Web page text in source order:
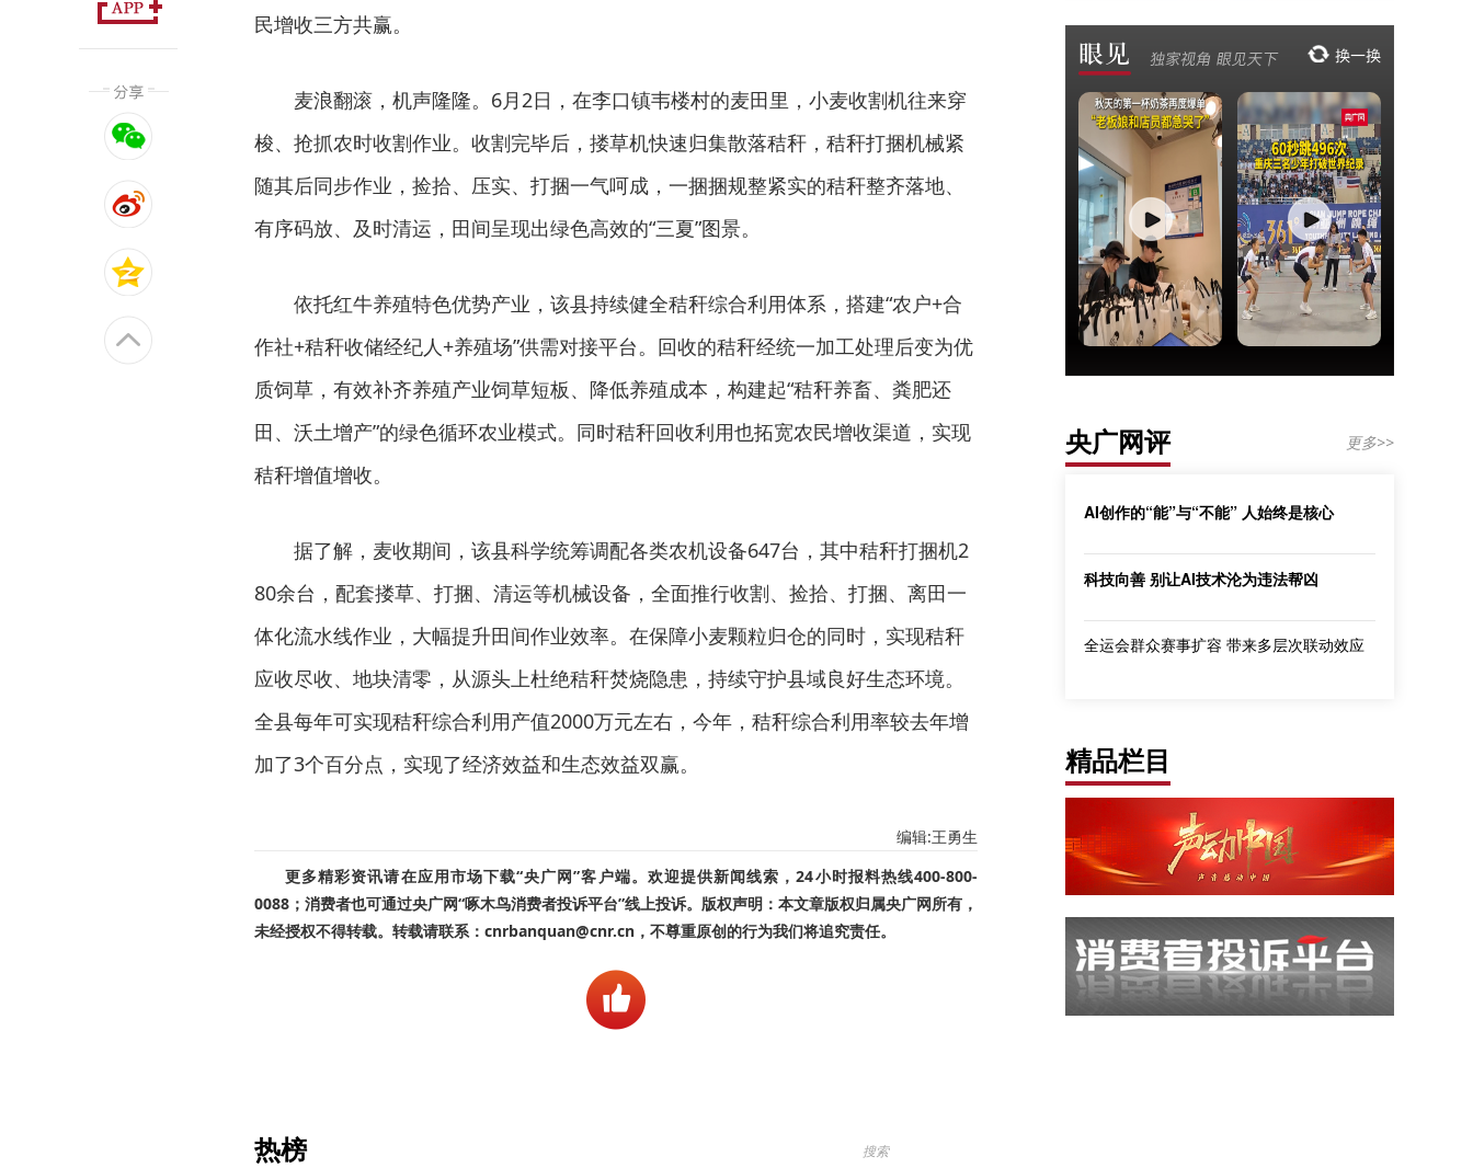
民增收三方共赢。
麦浪翻滚，机声隆隆。6月2日，在李口镇韦楼村的麦田里，小麦收割机往来穿
梭、抢抓农时收割作业。收割完毕后，搂草机快速归集散落秸秆，秸秆打捆机械紧
随其后同步作业，捡拾、压实、打捆一气呵成，一捆捆规整紧实的秸秆整齐落地、
有序码放、及时清运，田间呈现出绿色高效的“三夏”图景。
依托红牛养殖特色优势产业，该县持续健全秸秆综合利用体系，搭建“农户+合
作社+秸秆收储经纪人+养殖场”供需对接平台。回收的秸秆经统一加工处理后变为优
质饲草，有效补齐养殖产业饲草短板、降低养殖成本，构建起“秸秆养畜、粪肥还
田、沃土增产”的绿色循环农业模式。同时秸秆回收利用也拓宽农民增收渠道，实现
秸秆增值增收。
据了解，麦收期间，该县科学统筹调配各类农机设备647台，其中秸秆打捆机2
80余台，配套搂草、打捆、清运等机械设备，全面推行收割、捡拾、打捆、离田一
体化流水线作业，大幅提升田间作业效率。在保障小麦颗粒归仓的同时，实现秸秆
应收尽收、地块清零，从源头上杜绝秸秆焚烧隐患，持续守护县域良好生态环境。
全县每年可实现秸秆综合利用产值2000万元左右，今年，秸秆综合利用率较去年增
加了3个百分点，实现了经济效益和生态效益双赢。
编辑:王勇生
更多精彩资讯请在应用市场下载“央广网”客户端。欢迎提供新闻线索，24小时报料热线400-800-
0088；消费者也可通过央广网“啄木鸟消费者投诉平台”线上投诉。版权声明：本文章版权归属央广网所有，
未经授权不得转载。转载请联系：cnrbanquan@cnr.cn，不尊重原创的行为我们将追究责任。
热榜
央广网评 更多>>
AI创作的“能”与“不能” 人始终是核心
科技向善 别让AI技术沦为违法帮凶
全运会群众赛事扩容 带来多层次联动效应
精品栏目